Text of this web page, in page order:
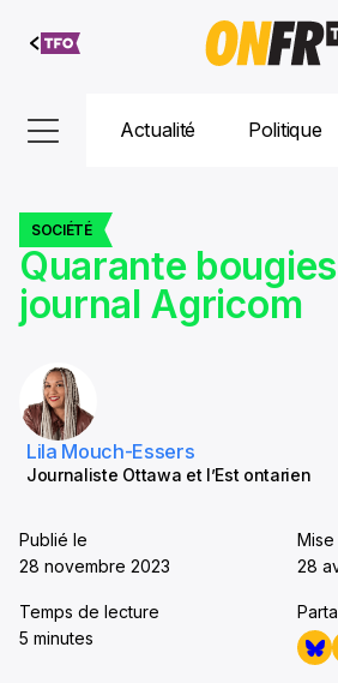
Aller au
contenu
Actualité Politique
SOCIÉTÉ
Quarante
journal Agricom
Lila Mouch-Essers
Journaliste Ottawa et l’Est ontarien
Publié le
28 novembre 2023
28
Temps de lecture
5 minutes